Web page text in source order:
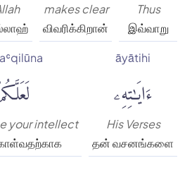
Thus
இவ்வாறு
makes clear
விவரிக்கிறான்
āyātihi
ءَايَٰتِهِۦ
His Verses
தன் வசனங்களை
your intellect